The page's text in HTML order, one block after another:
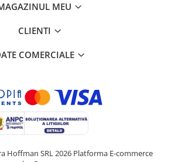
MEU
CLIENTI
COMERCIALE
Hoffman SRL 2026 Platforma E-commerce